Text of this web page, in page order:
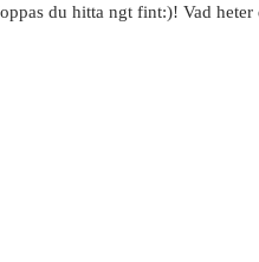
du hitta ngt fint:)! Vad